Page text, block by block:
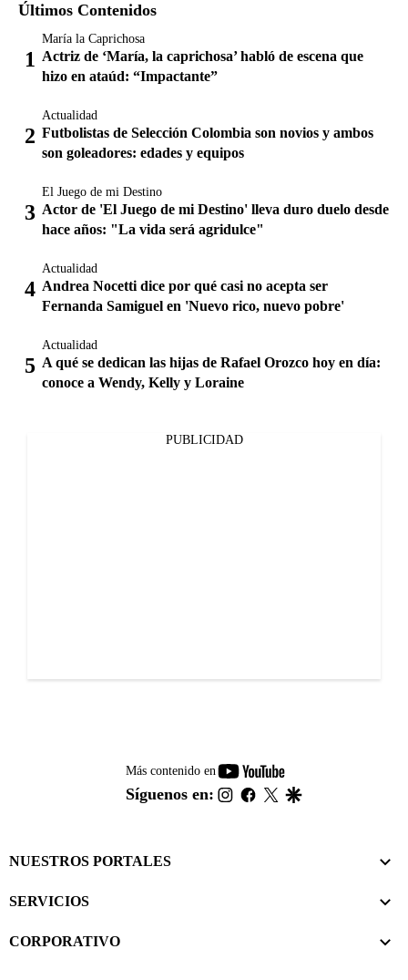
Últimos Contenidos
María la Caprichosa
Actriz de ‘María, la caprichosa’ habló de escena que
hizo en ataúd: “Impactante”
Actualidad
Futbolistas de Selección Colombia son novios y ambos
son goleadores: edades y equipos
El Juego de mi Destino
Actor de 'El Juego de mi Destino' lleva duro duelo desde
hace años: "La vida será agridulce"
Actualidad
Andrea Nocetti dice por qué casi no acepta ser
Fernanda Samiguel en 'Nuevo rico, nuevo pobre'
Actualidad
A qué se dedican las hijas de Rafael Orozco hoy en día:
conoce a Wendy, Kelly y Loraine
PUBLICIDAD
Más contenido en
youtube-
footer
Síguenos en: instagram
facebook
twitter
NUESTROS PORTALES
SERVICIOS
CORPORATIVO